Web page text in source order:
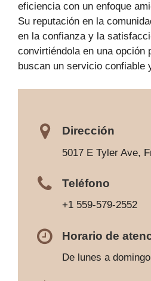
eficiencia con un enfoque
Su reputación en la
en la confianza y la
convirtiéndola en una opción
buscan un servicio confiable
Dirección
5017 E Tyler Ave,
Teléfono
+1 559-579-2552
Horario de
De lunes a